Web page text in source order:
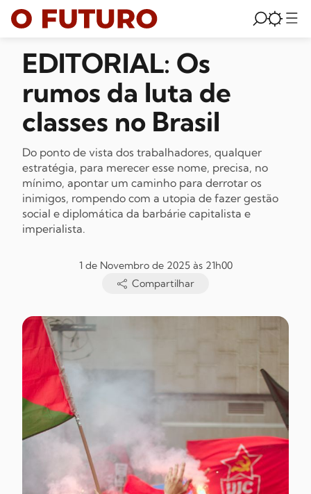
EDITORIAL: Os
rumos da luta de
classes no Brasil
Do ponto de vista dos trabalhadores, qualquer
estratégia, para merecer esse nome, precisa, no
mínimo, apontar um caminho para derrotar os
inimigos, rompendo com a utopia de fazer gestão
social e diplomática da barbárie capitalista e
imperialista.
1 de Novembro de 2025 às 21h00
Compartilhar